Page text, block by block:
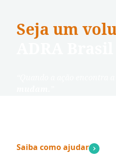
Seja um
Saiba como ajudar